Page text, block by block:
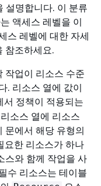
설명합니다. 이 분류
액세스 레벨을 이
스 레벨에 대한 자세
참조하세요.
작업이 리소스 수준
. 리소스 열에 값이
서 정책이 적용되는
소스 열에 리소스
문에서 해당 유형의
요한 리소스가 하나
스와 함께 작업을 사
수 리소스는 테이블